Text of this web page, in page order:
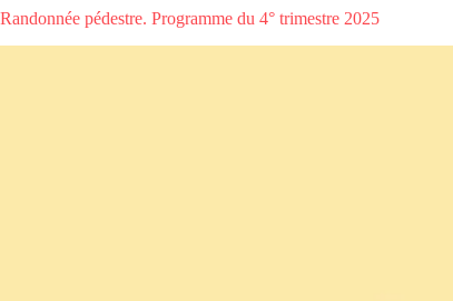
du
1°
Randonnée pédestre. Programme du 4° trimestre 2025